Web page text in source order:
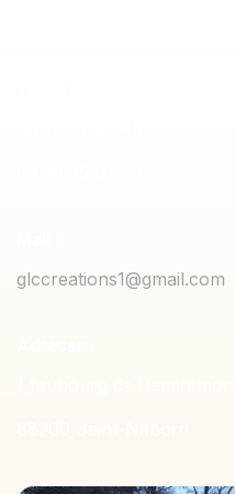
glccreations1@gmail.com